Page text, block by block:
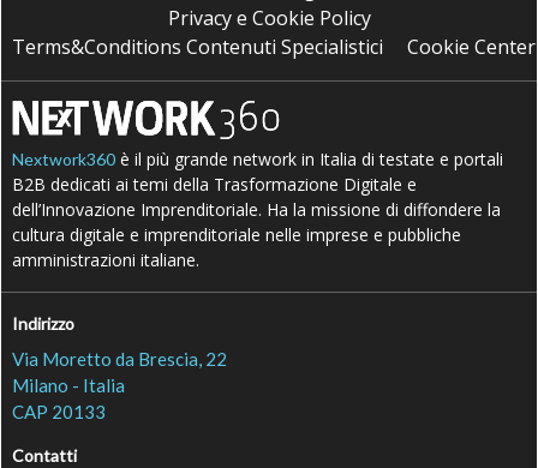
Privacy e Cookie Policy
Terms&Conditions Contenuti Specialistici
Cookie Center
Nextwork360 è il più grande network in Italia di testate e portali
B2B dedicati ai temi della Trasformazione Digitale e
dell’Innovazione Imprenditoriale. Ha la missione di diffondere la
cultura digitale e imprenditoriale nelle imprese e pubbliche
amministrazioni italiane.
Indirizzo
Via Moretto da Brescia, 22
Milano - Italia
CAP 20133
Contatti